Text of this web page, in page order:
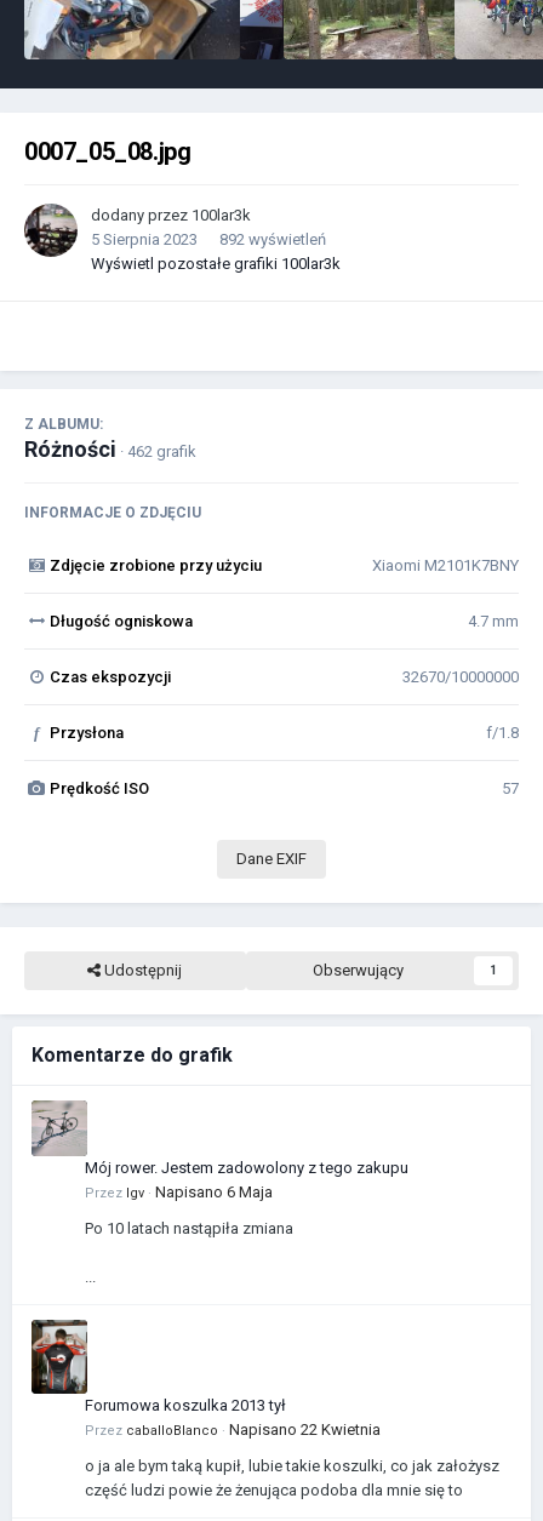
0007_05_08.jpg
dodany przez 100lar3k
5 Sierpnia 2023
892 wyświetleń
Wyświetl pozostałe grafiki 100lar3k
Z ALBUMU:
Różności · 462 grafik
INFORMACJE O ZDJĘCIU
Zdjęcie zrobione przy użyciu Xiaomi M2101K7BNY
Długość ogniskowa 4.7 mm
Czas ekspozycji 32670/10000000
f Przysłona f/1.8
Prędkość ISO 57
Dane EXIF
Udostępnij Obserwujący 1
Komentarze do grafik
Mój rower. Jestem zadowolony z tego zakupu
Przez Igv · Napisano 6 Maja
Po 10 latach nastąpiła zmiana
Forumowa koszulka 2013 tył
Przez caballoBlanco · Napisano 22 Kwietnia
o ja ale bym taką kupił, lubie takie koszulki, co jak założysz
część ludzi powie że żenująca podoba dla mnie się to